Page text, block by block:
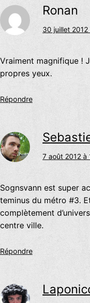
Ronan
30 juillet 2012
Vraiment magnifique !
propres yeux.
Répondre
7 août 2012 à
Sognsvann est super
teminus du métro #3.
complètement
centre ville.
Répondre